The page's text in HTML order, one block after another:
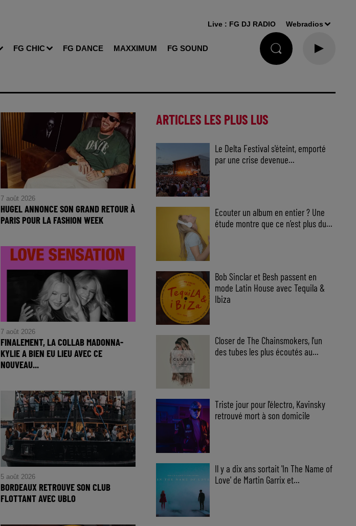
FG CHIC FG DANCE MAXXIMUM FG SOUND
Live : FG DJ RADIO Webradios
7 août 2026
HUGEL ANNONCE SON GRAND RETOUR À
PARIS POUR LA FASHION WEEK
Fashion Week.
7 août 2026
FINALEMENT, LA COLLAB MADONNA-
KYLIE A BIEN EU LIEU AVEC CE
NOUVEAU...
électrisant à découvrir !
5 août 2026
BORDEAUX RETROUVE SON CLUB
FLOTTANT AVEC UBLO
ARTICLES LES PLUS LUS
Le Delta Festival s'éteint, emporté
par une crise devenue...
Ecouter un album en entier ? Une
étude montre que ce n’est plus du...
Bob Sinclar et Besh passent en
mode Latin House avec Tequila &
Ibiza
Closer de The Chainsmokers, l’un
des tubes les plus écoutés au...
Triste jour pour l'électro, Kavinsky
retrouvé mort à son domicile
Il y a dix ans sortait 'In The Name of
Love' de Martin Garrix et...